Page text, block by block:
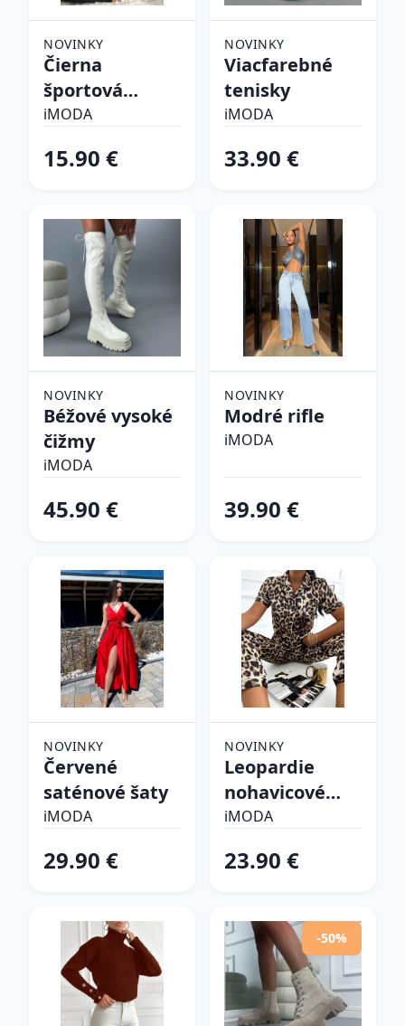
NOVINKY
Čierna
športová
podprsenka
iMODA
15.90 €
NOVINKY
Viacfarebné
tenisky
iMODA
33.90 €
NOVINKY
Béžové vysoké
čižmy
iMODA
45.90 €
NOVINKY
Modré rifle
iMODA
39.90 €
NOVINKY
Červené
saténové šaty
iMODA
29.90 €
NOVINKY
Leopardie
nohavicové
pyžamo
iMODA
23.90 €
-50%